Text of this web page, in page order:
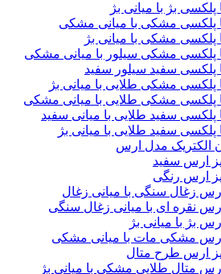
پلکسی بژ با میانی بژ
پلکسی مشکی با میانی مشکی
پلکسی مشکی با میانی بژ
پلکسی مشکی سیلور با میانی مشکی
پلکسی سفید سیلور سفید
پلکسی مشکی طلایی با میانی بژ
پلکسی مشکی طلایی با میانی مشکی
پلکسی سفید طلایی با میانی سفید
پلکسی سفید طلایی با میانی بژ
الکتریک مدل ارس
ارس سفید
ارس رنگی
ارس زغال سنگی با میانی زغال
ارس نقره ای با میانی زغال سنگی
ارس بژ با میانی بژ
ارس مشکی مات با میانی مشکی
ارس طرح متال
ارس متال طلایی مشکی با میانی بژ